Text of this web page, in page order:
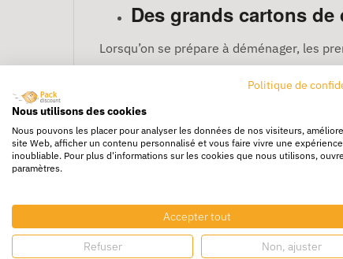
Des grands cartons de
Lorsqu’on se prépare à déménager, les
objets. Pour assurer l’acheminement de
notre kit de déménagement.
Une caisse-penderie
Lors d’un déménagement, le transport
dans le kit déménagement 2 et 3
Un film à bulle
Le transport d'objets fragiles peut
Politique de
Nous utilisons des cookies
Nous pouvons les placer pour analyser les données de nos visiteurs,
site Web, afficher un contenu personnalisé et vous faire vivre une expérience
inoubliable. Pour plus d'informations sur les cookies que nous utilisons,
paramètres.
Accepter tout
Refuser Non, ajuster